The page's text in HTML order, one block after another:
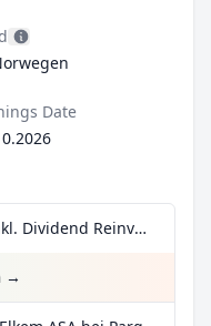
Date
Elkem ASA für 0,99€/Trade inkl. Dividend Reinvestment Plan
→